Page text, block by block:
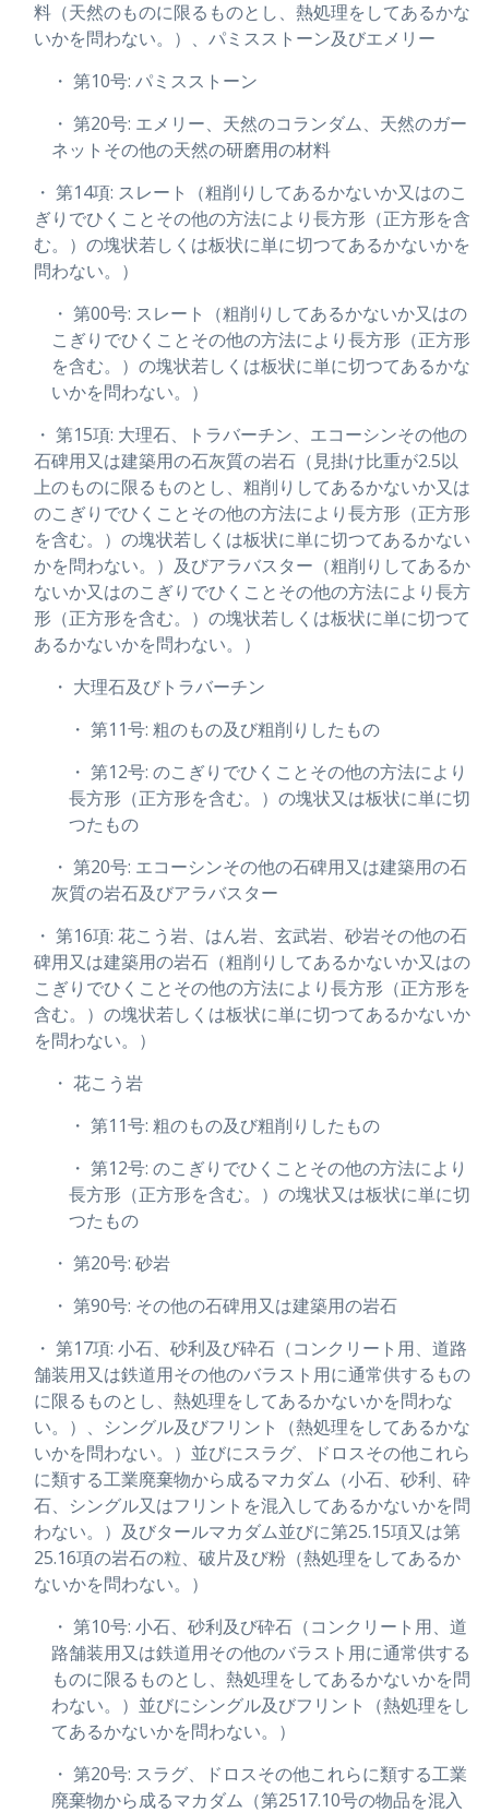
料（天然のものに限るものとし、熱処理をしてあるかな
いかを問わない。）、パミスストーン及びエメリー
・ 第10号: パミスストーン
・ 第20号: エメリー、天然のコランダム、天然のガー
ネットその他の天然の研磨用の材料
・ 第14項: スレート（粗削りしてあるかないか又はのこ
ぎりでひくことその他の方法により長方形（正方形を含
む。）の塊状若しくは板状に単に切つてあるかないかを
問わない。）
・ 第00号: スレート（粗削りしてあるかないか又はの
こぎりでひくことその他の方法により長方形（正方形
を含む。）の塊状若しくは板状に単に切つてあるかな
いかを問わない。）
・ 第15項: 大理石、トラバーチン、エコーシンその他の
石碑用又は建築用の石灰質の岩石（見掛け比重が2.5以
上のものに限るものとし、粗削りしてあるかないか又は
のこぎりでひくことその他の方法により長方形（正方形
を含む。）の塊状若しくは板状に単に切つてあるかない
かを問わない。）及びアラバスター（粗削りしてあるか
ないか又はのこぎりでひくことその他の方法により長方
形（正方形を含む。）の塊状若しくは板状に単に切つて
あるかないかを問わない。）
・ 大理石及びトラバーチン
・ 第11号: 粗のもの及び粗削りしたもの
・ 第12号: のこぎりでひくことその他の方法により
長方形（正方形を含む。）の塊状又は板状に単に切
つたもの
・ 第20号: エコーシンその他の石碑用又は建築用の石
灰質の岩石及びアラバスター
・ 第16項: 花こう岩、はん岩、玄武岩、砂岩その他の石
碑用又は建築用の岩石（粗削りしてあるかないか又はの
こぎりでひくことその他の方法により長方形（正方形を
含む。）の塊状若しくは板状に単に切つてあるかないか
を問わない。）
・ 花こう岩
・ 第11号: 粗のもの及び粗削りしたもの
・ 第12号: のこぎりでひくことその他の方法により
長方形（正方形を含む。）の塊状又は板状に単に切
つたもの
・ 第20号: 砂岩
・ 第90号: その他の石碑用又は建築用の岩石
・ 第17項: 小石、砂利及び砕石（コンクリート用、道路
舗装用又は鉄道用その他のバラスト用に通常供するもの
に限るものとし、熱処理をしてあるかないかを問わな
い。）、シングル及びフリント（熱処理をしてあるかな
いかを問わない。）並びにスラグ、ドロスその他これら
に類する工業廃棄物から成るマカダム（小石、砂利、砕
石、シングル又はフリントを混入してあるかないかを問
わない。）及びタールマカダム並びに第25.15項又は第
25.16項の岩石の粒、破片及び粉（熱処理をしてあるか
ないかを問わない。）
・ 第10号: 小石、砂利及び砕石（コンクリート用、道
路舗装用又は鉄道用その他のバラスト用に通常供する
ものに限るものとし、熱処理をしてあるかないかを問
わない。）並びにシングル及びフリント（熱処理をし
てあるかないかを問わない。）
・ 第20号: スラグ、ドロスその他これらに類する工業
廃棄物から成るマカダム（第2517.10号の物品を混入